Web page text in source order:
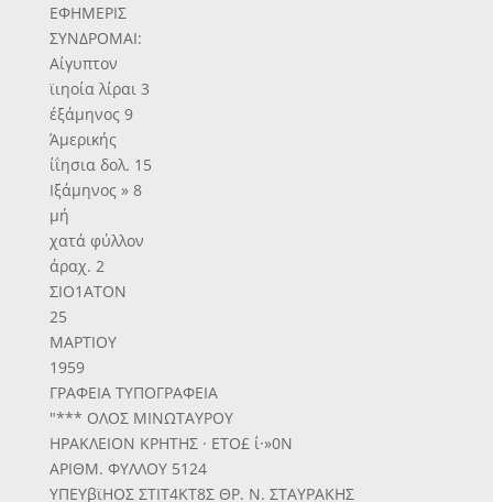
ΕΦΗΜΕΡΙΣ
ΣΥΝΔΡΟΜΑΙ:
Αίγυπτον
ϊιηοία λίραι 3
έξάμηνος 9
Άμερικής
ίΐησια δολ. 15
Ιξάμηνος » 8
μή
χατά φύλλον
άραχ. 2
ΣΙΟ1ΑΤΟΝ
25
ΜΑΡΤΙΟΥ
1959
ΓΡΑΦΕΙΑ ΤΥΠΟΓΡΑΦΕΙΑ
"*** ΟΛΟΣ ΜΙΝΩΤΑΥΡΟΥ
ΗΡΑΚΛΕΙΟΝ ΚΡΗΤΗΣ · ΕΤΟ£ ί·»0Ν
ΑΡΙΘΜ. ΦΥΛΛΟΥ 5124
ΥΠΕΥβϊΗΟΣ ΣΤΙΤ4ΚΤ8Σ ΘΡ. Ν. ΣΤΑΥΡΑΚΗΣ